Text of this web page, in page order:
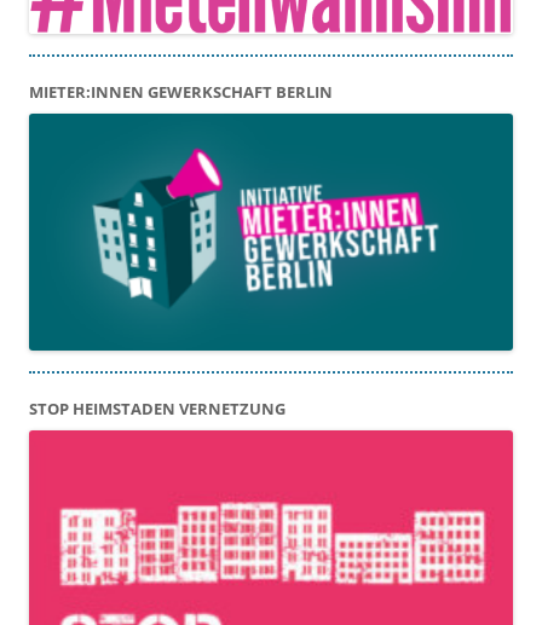
MIETER:INNEN GEWERKSCHAFT BERLIN
STOP HEIMSTADEN VERNETZUNG